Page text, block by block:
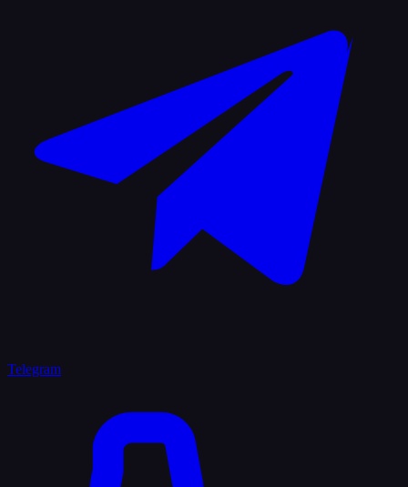
Telegram